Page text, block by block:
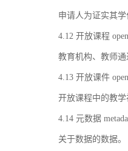
申请人为证实其
4.12 开放课程
教育机构、教师
4.13 开放课件
开放课程中的教
4.14 元数据
关于数据的数据。